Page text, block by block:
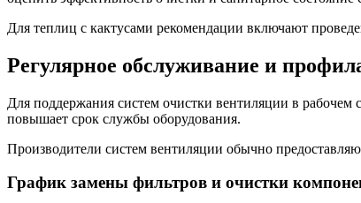
Для теплиц с кактусами рекомендации включают
Регулярное обслуживание и
Для поддержания систем очистки вентиляции в рабочем
повышает срок службы оборудования.
Производители систем вентиляции обычно
График замены фильтров и очистки